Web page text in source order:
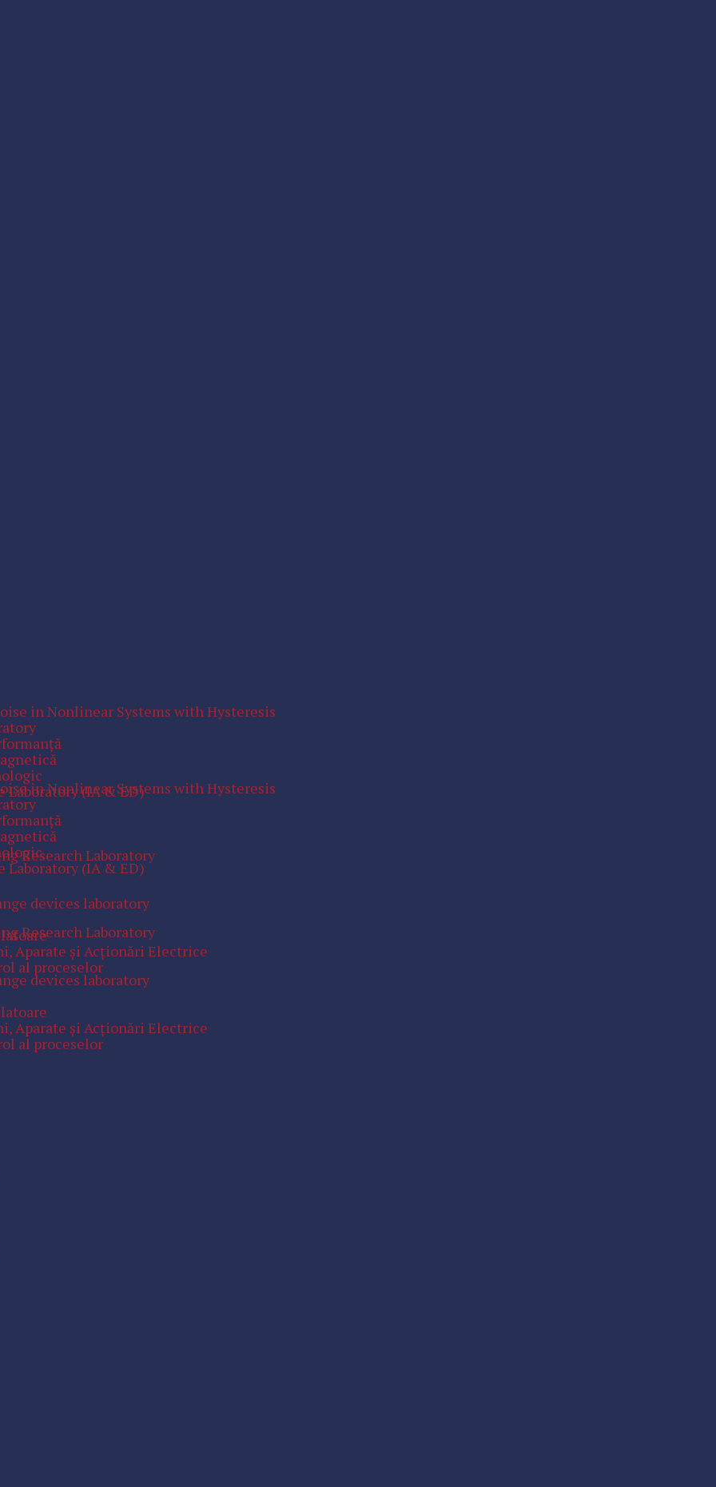
in Nonlinear Systems with Hysteresis
(IA & ED)
Research Laboratory
devices laboratory
Aparate şi Acţionări Electrice
al proceselor
in Nonlinear Systems with Hysteresis
(IA & ED)
Research Laboratory
devices laboratory
Aparate şi Acţionări Electrice
al proceselor